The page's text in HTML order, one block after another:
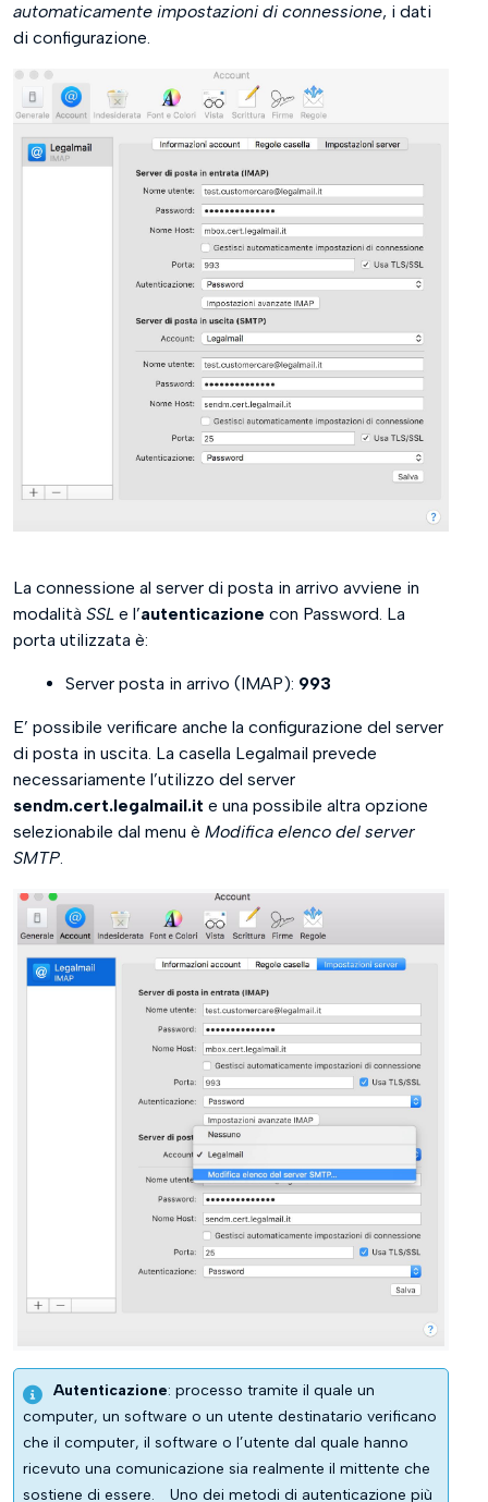
automaticamente impostazioni di connessione, i dati
di configurazione.
La connessione al server di posta in arrivo avviene in
modalità SSL e l’autenticazione con Password. La
porta utilizzata è:
Server posta in arrivo (IMAP): 993
E’ possibile verificare anche la configurazione del server
di posta in uscita. La casella Legalmail prevede
necessariamente l’utilizzo del server
sendm.cert.legalmail.it e una possibile altra opzione
selezionabile dal menu è Modifica elenco del server
SMTP.
Autenticazione: processo tramite il quale un
computer, un software o un utente destinatario verificano
che il computer, il software o l’utente dal quale hanno
ricevuto una comunicazione sia realmente il mittente che
sostiene di essere.
Uno dei metodi di autenticazione più